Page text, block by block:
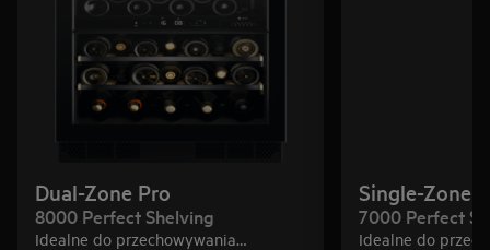
Dual-Zone Pro
8000 Perfect Shelving
Idealne do przechowywania
Single-Zone
7000 Perfect
Idealne do